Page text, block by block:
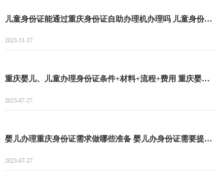
儿童身份证能通过重庆身份证自助办理机办理吗 儿童身份证能不能通过重庆身份证自助办理机办理
2023-11-17
重庆婴儿、儿童办理身份证条件+材料+流程+费用 重庆婴儿、儿童办理身份证条件
2023-07-27
婴儿办理重庆身份证需求做哪些准备 婴儿办身份证需要提供什么资料
2023-07-27